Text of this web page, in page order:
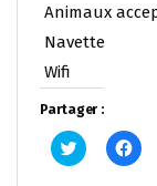
Animaux
Navette
Wifi
Partager :
Cliquez
pour pour